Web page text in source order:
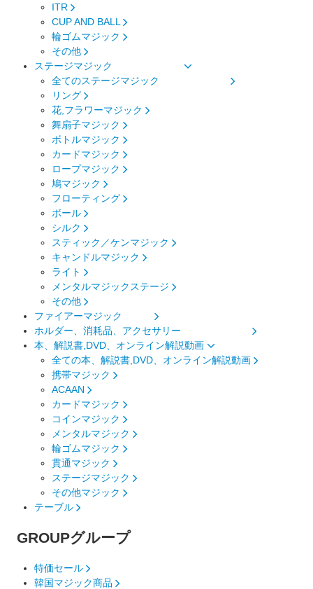
ITR
CUP AND BALL
輪ゴムマジック
その他
ステージマジック
全てのステージマジック
リング
花,フラワーマジック
舞扇子マジック
ボトルマジック
カードマジック
ロープマジック
鳩マジック
フローティング
ボール
シルク
スティック／ケンマジック
キャンドルマジック
ライト
メンタルマジックステージ
その他
ファイアーマジック
ホルダー、消耗品、アクセサリー
本、解説書,DVD、オンライン解説動画
全ての本、解説書,DVD、オンライン解説動画
携帯マジック
ACAAN
カードマジック
コインマジック
メンタルマジック
輪ゴムマジック
貫通マジック
ステージマジック
その他マジック
テーブル
GROUPグループ
特価セール
韓国マジック商品